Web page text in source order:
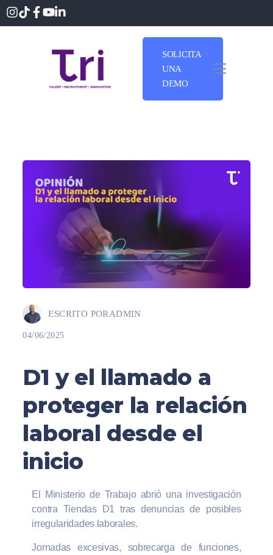
SOLICITA
UNA
DEMO
ESCRITO PORADMIN
04/06/2025
D1 y el llamado a
proteger la relación
laboral desde el
inicio
El Ministerio de Trabajo abrió una investigación
contra Tiendas D1 tras denuncias de posibles
irregularidades laborales.
Jornadas excesivas, sobrecarga de funciones,